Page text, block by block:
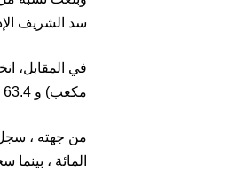
سد الشريف الإدريسي من 43.5 في
مكعب) و 63.4 في المائة (716 مليون متر مكعب.